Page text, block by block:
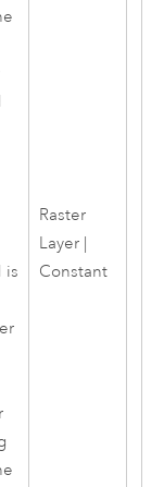
is
Raster
Layer |
Constant